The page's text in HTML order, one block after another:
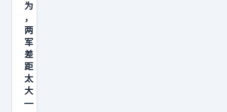
不
敢
打
日
本
，
而
中
为
，
两
军
差
距
太
大
—